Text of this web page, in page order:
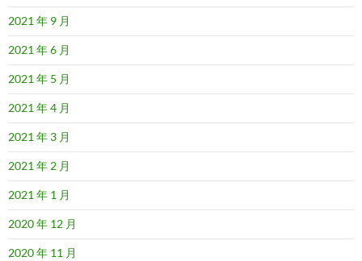
2021 年 9 月
2021 年 6 月
2021 年 5 月
2021 年 4 月
2021 年 3 月
2021 年 2 月
2021 年 1 月
2020 年 12 月
2020 年 11 月